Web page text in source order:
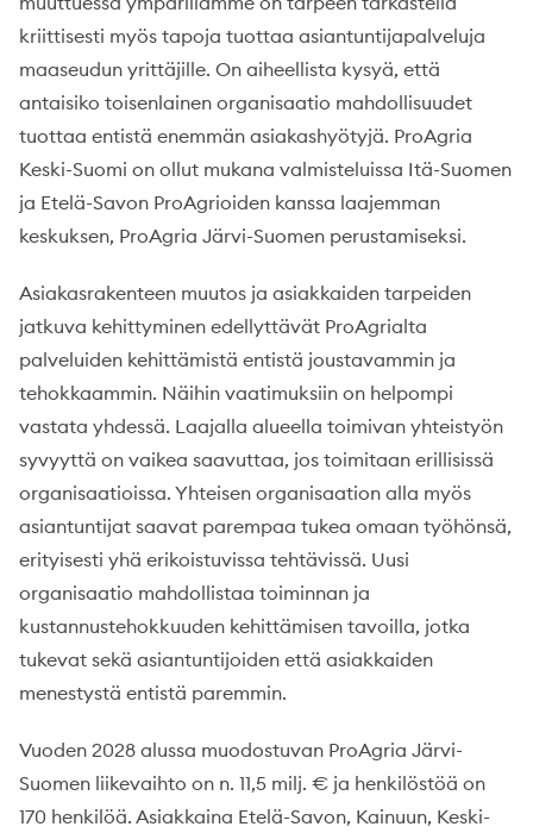
kriittisesti myös tapoja tuottaa asiantuntijapalveluja
maaseudun yrittäjille. On aiheellista kysyä, että
antaisiko toisenlainen organisaatio mahdollisuudet
tuottaa entistä enemmän asiakashyötyjä. ProAgria
Keski-Suomi on ollut mukana valmisteluissa Itä-Suomen
ja Etelä-Savon ProAgrioiden kanssa laajemman
keskuksen, ProAgria Järvi-Suomen perustamiseksi.
Asiakasrakenteen muutos ja asiakkaiden tarpeiden
jatkuva kehittyminen edellyttävät ProAgrialta
palveluiden kehittämistä entistä joustavammin ja
tehokkaammin. Näihin vaatimuksiin on helpompi
vastata yhdessä. Laajalla alueella toimivan yhteistyön
syvyyttä on vaikea saavuttaa, jos toimitaan erillisissä
organisaatioissa. Yhteisen organisaation alla myös
asiantuntijat saavat parempaa tukea omaan työhönsä,
erityisesti yhä erikoistuvissa tehtävissä. Uusi
organisaatio mahdollistaa toiminnan ja
kustannustehokkuuden kehittämisen tavoilla, jotka
tukevat sekä asiantuntijoiden että asiakkaiden
menestystä entistä paremmin.
Vuoden 2028 alussa muodostuvan ProAgria Järvi-
Suomen liikevaihto on n. 11,5 milj. € ja henkilöstöä on
170 henkilöä. Asiakkaina Etelä-Savon, Kainuun, Keski-